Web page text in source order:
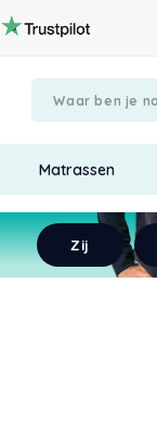
Matrassen
Zij
Verstuur
Begin met chatten